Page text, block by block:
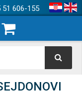
51 606-155